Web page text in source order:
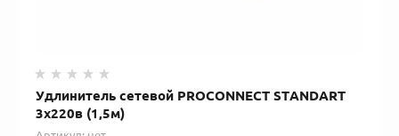
Удлинитель сетевой PROCONNECT STANDART
3x220в (1,5м)